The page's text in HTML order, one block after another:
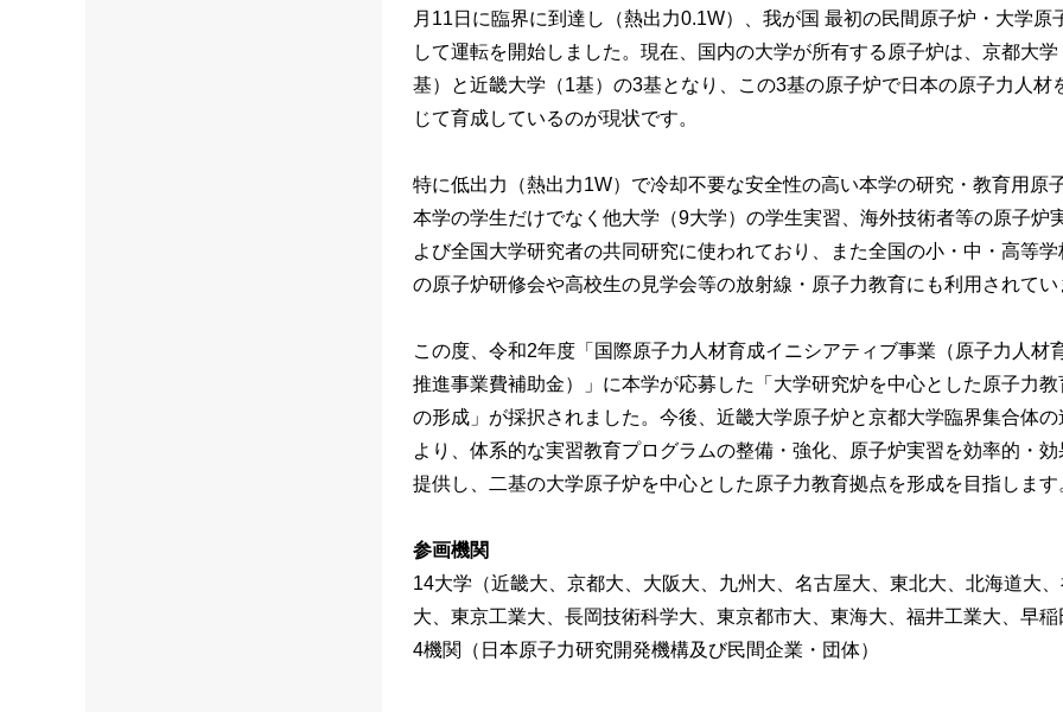
月11日に臨界に到達し（熱出力0.1W）、我が国 最初の民間原子炉・大学原
して運転を開始しました。現在、国内の大学が所有する原子炉は、京都大学
基）と近畿大学（1基）の3基となり、この3基の原子炉で日本の原子力人材
じて育成しているのが現状です。
特に低出力（熱出力1W）で冷却不要な安全性の高い本学の研究・教育用原
本学の学生だけでなく他大学（9大学）の学生実習、海外技術者等の原子炉
よび全国大学研究者の共同研究に使われており、また全国の小・中・高等学
の原子炉研修会や高校生の見学会等の放射線・原子力教育にも利用されてい
この度、令和2年度「国際原子力人材育成イニシアティブ事業（原子力人材
推進事業費補助金）」に本学が応募した「大学研究炉を中心とした原子力教
の形成」が採択されました。今後、近畿大学原子炉と京都大学臨界集合体の
より、体系的な実習教育プログラムの整備・強化、原子炉実習を効率的・効
提供し、二基の大学原子炉を中心とした原子力教育拠点を形成を目指します
参画機関
14大学（近畿大、京都大、大阪大、九州大、名古屋大、東北大、北海道大
大、東京工業大、長岡技術科学大、東京都市大、東海大、福井工業大、早稲
4機関（日本原子力研究開発機構及び民間企業・団体）